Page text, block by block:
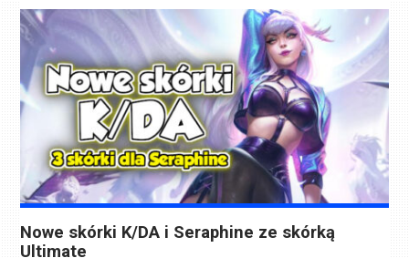
Nowe skórki K/DA i Seraphine ze skórką
Ultimate